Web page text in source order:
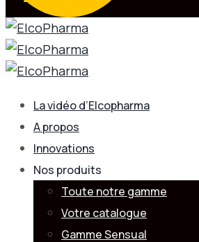
La vidéo d’Elcopharma
A propos
Innovations
Nos produits
Toute notre gamme
Votre catalogue
Gamme Sensual